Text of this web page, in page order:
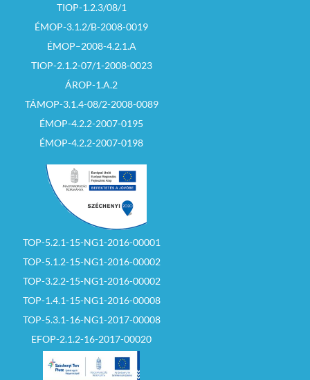
TIOP-1.2.3/08/1
ÉMOP-3.1.2/B-2008-0019
ÉMOP–2008-4.2.1.A
TIOP-2.1.2-07/1-2008-0023
ÁROP-1.A.2
TÁMOP-3.1.4-08/2-2008-0089
ÉMOP-4.2.2-2007-0195
ÉMOP-4.2.2-2007-0198
TOP-5.2.1-15-NG1-2016-00001
TOP-5.1.2-15-NG1-2016-00002
TOP-3.2.2-15-NG1-2016-00002
TOP-1.4.1-15-NG1-2016-00008
TOP-5.3.1-16-NG1-2017-00008
EFOP-2.1.2-16-2017-00020